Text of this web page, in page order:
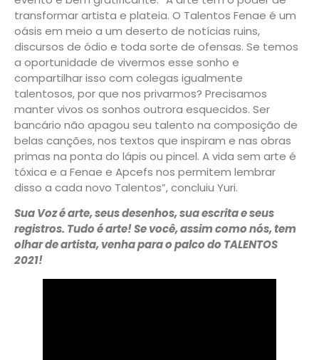
transformar artista e plateia. O Talentos Fenae é um
oásis em meio a um deserto de notícias ruins,
discursos de ódio e toda sorte de ofensas. Se temos
a oportunidade de vivermos esse sonho e
compartilhar isso com colegas igualmente
talentosos, por que nos privarmos? Precisamos
manter vivos os sonhos outrora esquecidos. Ser
bancário não apagou seu talento na composição de
belas canções, nos textos que inspiram e nas obras
primas na ponta do lápis ou pincel. A vida sem arte é
tóxica e a Fenae e Apcefs nos permitem lembrar
disso a cada novo Talentos”, concluiu Yuri.
Sua Voz é arte, seus desenhos, sua escrita e seus
registros. Tudo é arte! Se você, assim como nós, tem
olhar de artista, venha para o palco do TALENTOS
2021!